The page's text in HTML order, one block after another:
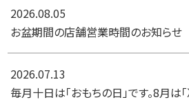
2026.08.05
お盆期間の店舗営業時間のお知らせ
2026.07.13
毎月十日は「おもちの日」です。8月は